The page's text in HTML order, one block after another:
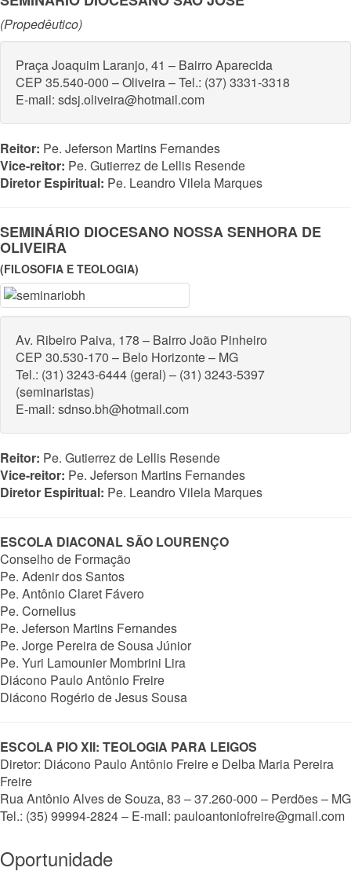
(Propedêutico)
Praça Joaquim Laranjo, 41 – Bairro Aparecida
CEP 35.540-000 – Oliveira – Tel.: (37) 3331-3318
E-mail: sdsj.oliveira@hotmail.com
Reitor: Pe. Jeferson Martins Fernandes
Vice-reitor: Pe. Gutierrez de Lellis Resende
Diretor Espiritual: Pe. Leandro Vilela Marques
SEMINÁRIO DIOCESANO NOSSA SENHORA DE
OLIVEIRA
(FILOSOFIA E TEOLOGIA)
Av. Ribeiro Paiva, 178 – Bairro João Pinheiro
CEP 30.530-170 – Belo Horizonte – MG
Tel.: (31) 3243-6444 (geral) – (31) 3243-5397
(seminaristas)
E-mail: sdnso.bh@hotmail.com
Reitor: Pe. Gutierrez de Lellis Resende
Vice-reitor: Pe. Jeferson Martins Fernandes
Diretor Espiritual: Pe. Leandro Vilela Marques
ESCOLA DIACONAL SÃO LOURENÇO
Conselho de Formação
Pe. Adenir dos Santos
Pe. Antônio Claret Fávero
Pe. Cornelius
Pe. Jeferson Martins Fernandes
Pe. Jorge Pereira de Sousa Júnior
Pe. Yuri Lamounier Mombrini Lira
Diácono Paulo Antônio Freire
Diácono Rogério de Jesus Sousa
ESCOLA PIO XII: TEOLOGIA PARA LEIGOS
Diretor: Diácono Paulo Antônio Freire e Delba Maria Pereira
Freire
Rua Antônio Alves de Souza, 83 – 37.260-000 – Perdões – MG
Tel.: (35) 99994-2824 – E-mail: pauloantoniofreire@gmail.com
Oportunidade